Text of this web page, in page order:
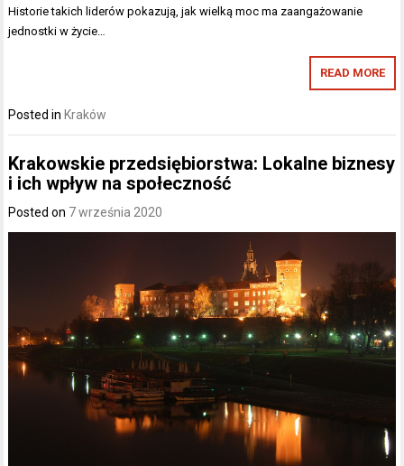
Historie takich liderów pokazują, jak wielką moc ma zaangażowanie
jednostki w życie…
READ MORE
Posted in Kraków
Krakowskie przedsiębiorstwa: Lokalne biznesy
i ich wpływ na społeczność
Posted on 7 września 2020